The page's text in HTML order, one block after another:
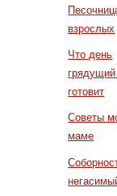
взрослых
Что день
готовит
Советы
маме